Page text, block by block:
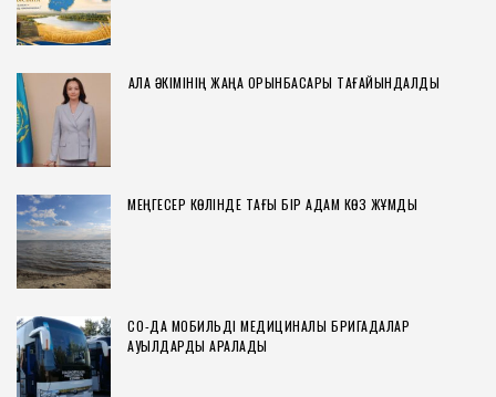
ҚАЛА ӘКІМІНІҢ ЖАҢА ОРЫНБАСАРЫ ТАҒАЙЫНДАЛДЫ
МЕҢГЕСЕР КӨЛІНДЕ ТАҒЫ БІР АДАМ КӨЗ ЖҰМДЫ
СҚО-ДА МОБИЛЬДІ МЕДИЦИНАЛЫҚ БРИГАДАЛАР
АУЫЛДАРДЫ АРАЛАДЫ